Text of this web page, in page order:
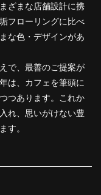
ざまな店舗設計に携
フローリングに比べ
な色・デザインがあ
で、最善のご提案が
は、カフェを筆頭に
つあります。これか
れ、思いがけない豊
す。